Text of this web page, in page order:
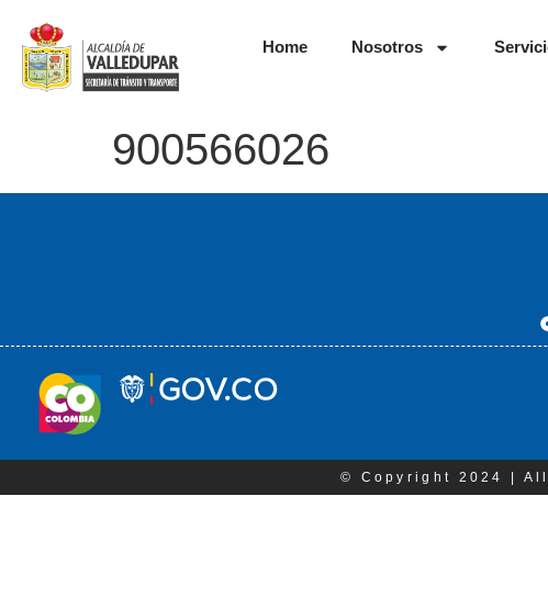
Home Nosotros
900566026
© Copyright 2024 |